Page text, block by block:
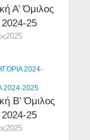
Α’ Όμιλος
2024-25
2024-
2025
Β’ Όμιλος
2024-25